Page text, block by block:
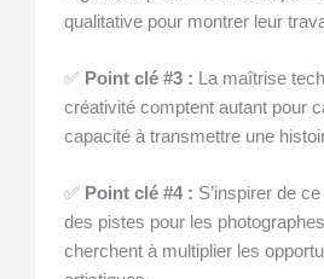
qualitative pour montrer leur
✅ Point clé #3 : La maîtrise
créativité comptent autant pour
capacité à transmettre une
✅ Point clé #4 : S’inspirer de
des pistes pour les
cherchent à multiplier les